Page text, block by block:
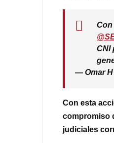
Con
CNI
— Omar H
Con esta
compromiso
judiciales